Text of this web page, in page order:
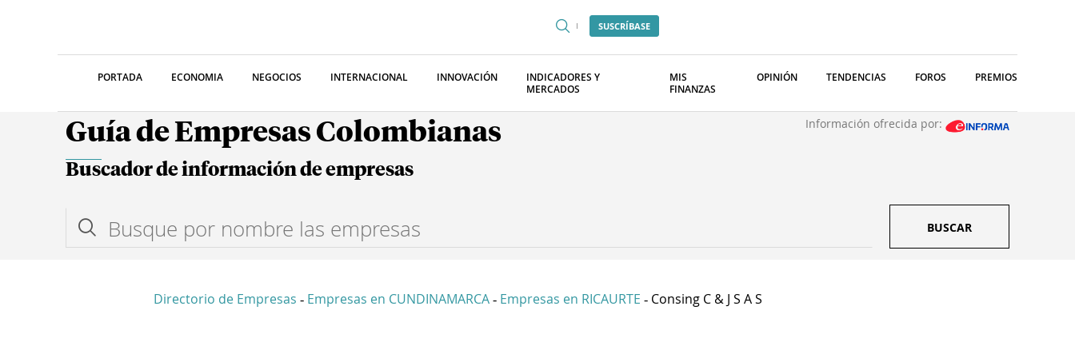
SUSCRÍBASE
PORTADA ECONOMIA NEGOCIOS INTERNACIONAL INNOVACIÓN
INDICADORES Y
MERCADOS
MIS
FINANZAS
OPINIÓN TENDENCIAS FOROS PREMIOS
Guía de Empresas Colombianas Información ofrecida por:
Buscador de información de empresas
BUSCAR
Directorio de Empresas - Empresas en CUNDINAMARCA - Empresas en RICAURTE - Consing C & J S A S